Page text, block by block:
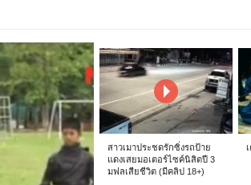
สาวเมาประชดรักซิ่งรถป้าย
แดงเสยมอเตอร์ไซค์นิสิตปี 3
มฟลเสียชีวิต (มีคลิป 18+)